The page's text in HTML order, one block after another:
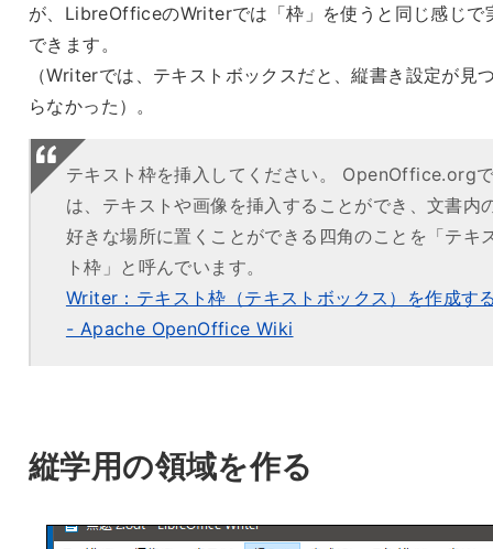
が、LibreOfficeのWriterでは「枠」を使うと同じ感じで
できます。
（Writerでは、テキストボックスだと、縦書き設定が見
らなかった）。
テキスト枠を挿入してください。 OpenOffice.org
は、テキストや画像を挿入することができ、文書内
好きな場所に置くことができる四角のことを「テキ
ト枠」と呼んでいます。
Writer：テキスト枠（テキストボックス）を作成す
- Apache OpenOffice Wiki
縦学用の領域を作る